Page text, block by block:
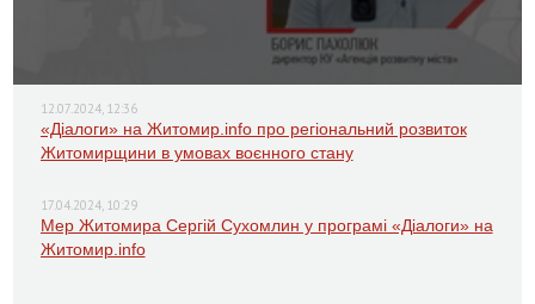
12.07.2024, 12:36
«Діалоги» на Житомир.info про регіональний розвиток
Житомирщини в умовах воєнного стану
17.04.2024, 10:29
Мер Житомира Сергій Сухомлин у програмі «Діалоги» на
Житомир.info